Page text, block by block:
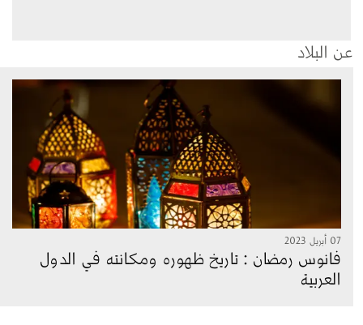
عن البلاد
07 أبريل 2023
فانوس رمضان : تاريخ ظهوره ومكانته في الدول
العربية